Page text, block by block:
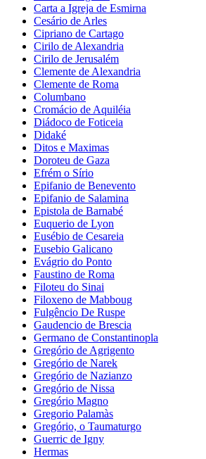
Carta a Igreja de Esmirna
Cesário de Arles
Cipriano de Cartago
Cirilo de Alexandria
Cirilo de Jerusalém
Clemente de Alexandria
Clemente de Roma
Columbano
Cromácio de Aquiléia
Diádoco de Foticeia
Didaké
Ditos e Maximas
Doroteu de Gaza
Efrém o Sírio
Epifanio de Benevento
Epifanio de Salamina
Epistola de Barnabé
Euquerio de Lyon
Eusébio de Cesareia
Eusebio Galicano
Evágrio do Ponto
Faustino de Roma
Filoteu do Sinai
Filoxeno de Mabboug
Fulgêncio De Ruspe
Gaudencio de Brescia
Germano de Constantinopla
Gregório de Agrigento
Gregório de Narek
Gregório de Nazianzo
Gregório de Nissa
Gregório Magno
Gregorio Palamàs
Gregório, o Taumaturgo
Guerric de Igny
Hermas